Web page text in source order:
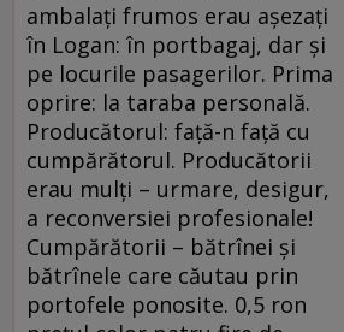
ambalaţi frumos erau aşezaţi
în Logan: în portbagaj, dar şi
pe locurile pasagerilor. Prima
oprire: la taraba personală.
Producătorul: faţă-n faţă cu
cumpărătorul. Producătorii
erau mulţi – urmare, desigur,
a reconversiei profesionale!
Cumpărătorii – bătrînei şi
bătrînele care căutau prin
portofele ponosite. 0,5 ron